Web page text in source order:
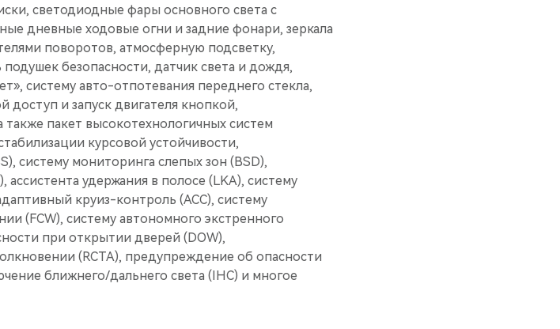
светодиодные фары основного света с
дневные ходовые огни и задние фонари, зеркала
поворотов, атмосферную подсветку,
безопасности, датчик света и дождя,
систему авто-отпотевания переднего стекла,
доступ и запуск двигателя кнопкой,
пакет высокотехнологичных систем
курсовой устойчивости,
систему мониторинга слепых зон (BSD),
удержания в полосе (LKA), систему
круиз-контроль (ACC), систему
(FCW), систему автономного экстренного
при открытии дверей (DOW),
(RCTA), предупреждение об опасности
ближнего/дальнего света (IHC) и многое